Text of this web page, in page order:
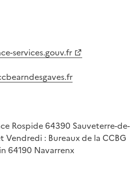
services.gouv.fr
Rospide 64390 Sauveterre-de-
Vendredi : Bureaux de la CCBG
64190 Navarrenx